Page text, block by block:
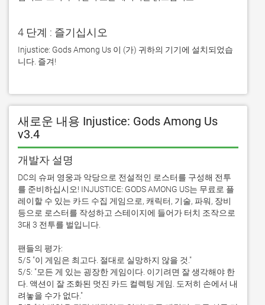
4 단계 : 즐기십시오
Injustice: Gods Among Us 이 (가) 귀하의 기기에 설치되었습
니다. 즐겨!
새로운 내용 Injustice: Gods Among Us
v3.4
개발자 설명
DC의 슈퍼 영웅과 악당으로 전설적인 로스터를 구성해 전투
를 준비하십시오! INJUSTICE: GODS AMONG US는 무료로 플
레이할 수 있는 카드 수집 게임으로, 캐릭터, 기술, 파워, 장비
등으로 로스터를 작성하고 스테이지에 들어가 터치 조작으로
3대 3 전투를 벌입니다.
팬들의 평가:
5/5 "이 게임은 최고다. 절대로 실망하지 않을 것."
5/5: "모든 게 있는 굉장한 게임이다. 이기려면 잘 생각해야 한
다. 액션이 잘 조화된 멋진 카드 컬렉팅 게임. 도저히 손에서 내
려놓을 수가 없다."